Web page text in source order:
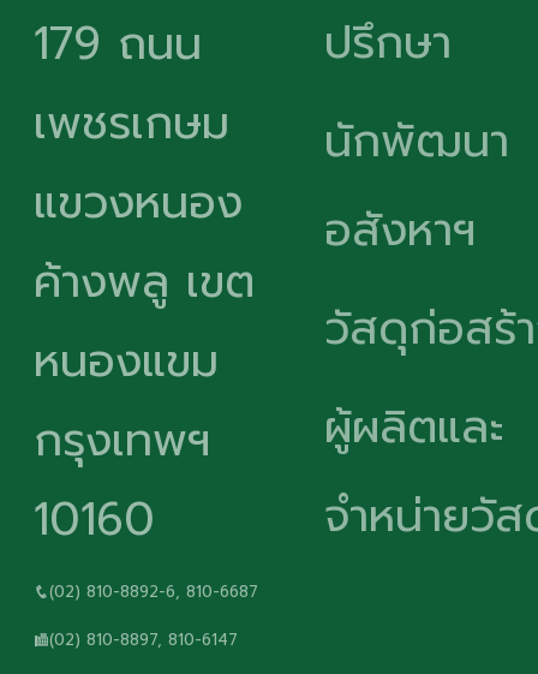
179 ถนน
เพชรเกษม
แขวงหนอง
ค้างพลู เขต
หนองแขม
กรุงเทพฯ
10160
(02) 810-8892-6, 810-6687
(02) 810-8897, 810-6147
ปรึกษา
นักพัฒนา
อสังหาฯ
วัสดุก่อสร้
ผู้ผลิตและ
จำหน่ายวั